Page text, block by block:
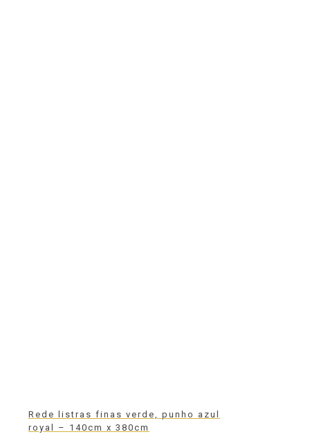
Rede listras finas verde, punho azul
royal – 140cm x 380cm